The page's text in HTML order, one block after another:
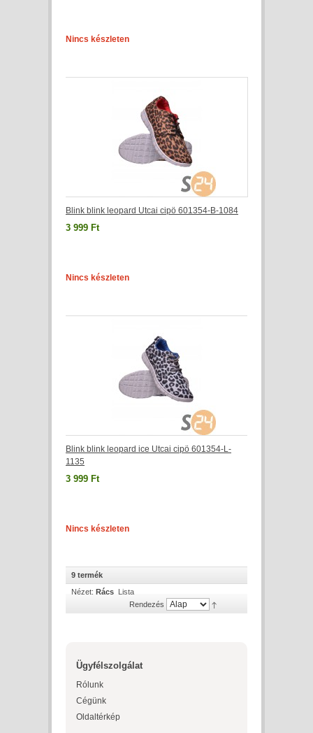
Nincs készleten
Blink blink leopard Utcai cipö 601354-B-1084
3 999 Ft
Nincs készleten
Blink blink leopard ice Utcai cipö 601354-L-
1135
3 999 Ft
Nincs készleten
9 termék
Nézet: Rács Lista
Rendezés
Ügyfélszolgálat
Rólunk
Cégünk
Oldaltérkép